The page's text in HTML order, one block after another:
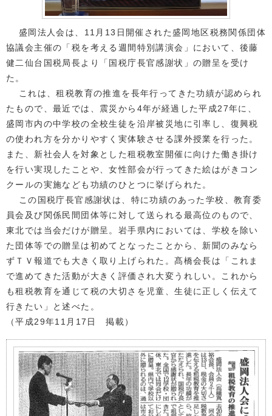
盛岡法人会は、11月13日開催された盛岡地区税務関係団体
協議会主催の「税を考える週間特別講演会」において、後藤
健二仙台国税局長より「国税庁長官感謝状」の贈呈を受け
た。
これは、租税教育の推進を長年行ってきた功績が認められ
たもので、最近では、震災から4年が経過した平成27年に、
盛岡市内の中学校の全校生徒を沿岸被災地に引率し、復興税
の使われ方を分かりやすく実体験させる課外授業を行った。
また、新社会人を対象とした租税教室開催に向けた働き掛け
を行い実現したことや、女性部会が行ってきた絵はがきコン
クールの実施なども功績のひとつに挙げられた。
この国税庁長官感謝状は、特に功績のあった学校、教育委
員会及び関係民間団体等に対して送られる最高位のもので、
東北では当会だけが贈呈。岩手県内においては、学校を除い
た団体等での贈呈は初めてとなったことから、新聞のみなら
ずＴＶ報道でも大きく取り上げられた。髙橋会長は「これま
で進めてきた活動が大きく評価され大変うれしい。これから
も租税教育を通じて税の大切さを児童、生徒に正しく伝えて
行きたい」と述べた。
（平成29年11月17日 掲載）